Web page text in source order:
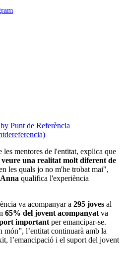
Punt de Referència
les mentores de l'entitat, explica que
veure una realitat molt diferent de
les quals jo no m'he trobat mai",
Anna qualifica l'experiència
va acompanyar a 295 joves al
65% del jovent acompanyat va
important per emancipar-se.
l’entitat continuarà amb la
l’emancipació i el suport del jovent